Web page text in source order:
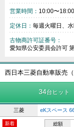
営業時間： 10:00〜18:00
定休日： 毎週火曜日、水
古物商許可証番号：
愛知県公安委員会許可
西日本三菱自動車販売
34台ヒット
三菱 eKスペース
新着 総額